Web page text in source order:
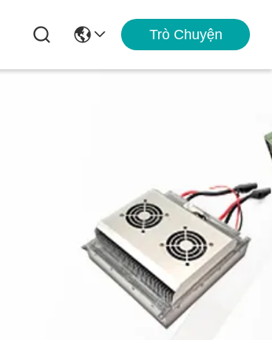
Trò Chuyện